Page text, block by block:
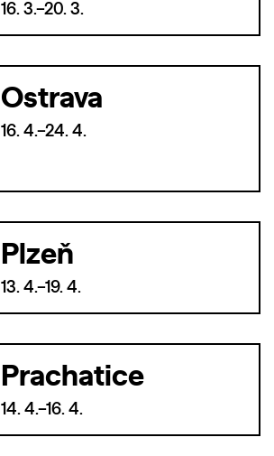
16. 3.–20. 3.
Ostrava
16. 4.–24. 4.
Plzeň
13. 4.–19. 4.
Prachatice
14. 4.–16. 4.